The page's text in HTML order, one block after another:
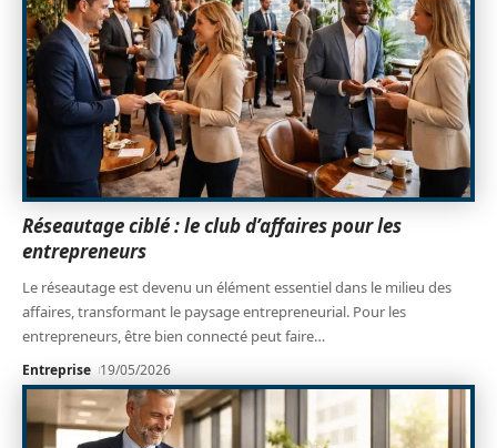
Réseautage ciblé : le club d’affaires pour les
entrepreneurs
Le réseautage est devenu un élément essentiel dans le milieu des
affaires, transformant le paysage entrepreneurial. Pour les
entrepreneurs, être bien connecté peut faire…
Entreprise 19/05/2026